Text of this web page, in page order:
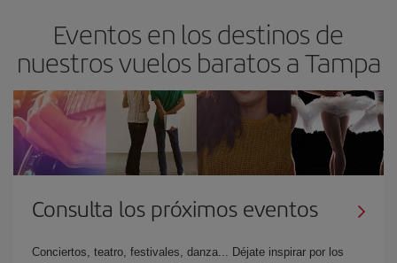
Eventos en los destinos de
nuestros vuelos baratos a Tampa
Consulta los próximos eventos
Conciertos, teatro, festivales, danza... Déjate inspirar por los